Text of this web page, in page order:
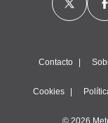
Contacto
Cookies
© 2026